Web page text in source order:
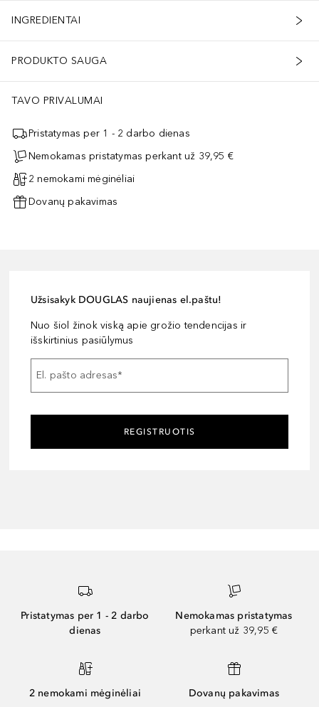
INGREDIENTAI
PRODUKTO SAUGA
TAVO PRIVALUMAI
Pristatymas per 1 - 2 darbo dienas
Nemokamas pristatymas perkant už 39,95 €
2 nemokami mėginėliai
Dovanų pakavimas
Užsisakyk DOUGLAS naujienas el.paštu!
Nuo šiol žinok viską apie grožio tendencijas ir
išskirtinius pasiūlymus
El. pašto adresas*
REGISTRUOTIS
Pristatymas per 1 - 2 darbo
dienas
Nemokamas pristatymas
perkant už 39,95 €
2 nemokami mėginėliai Dovanų pakavimas